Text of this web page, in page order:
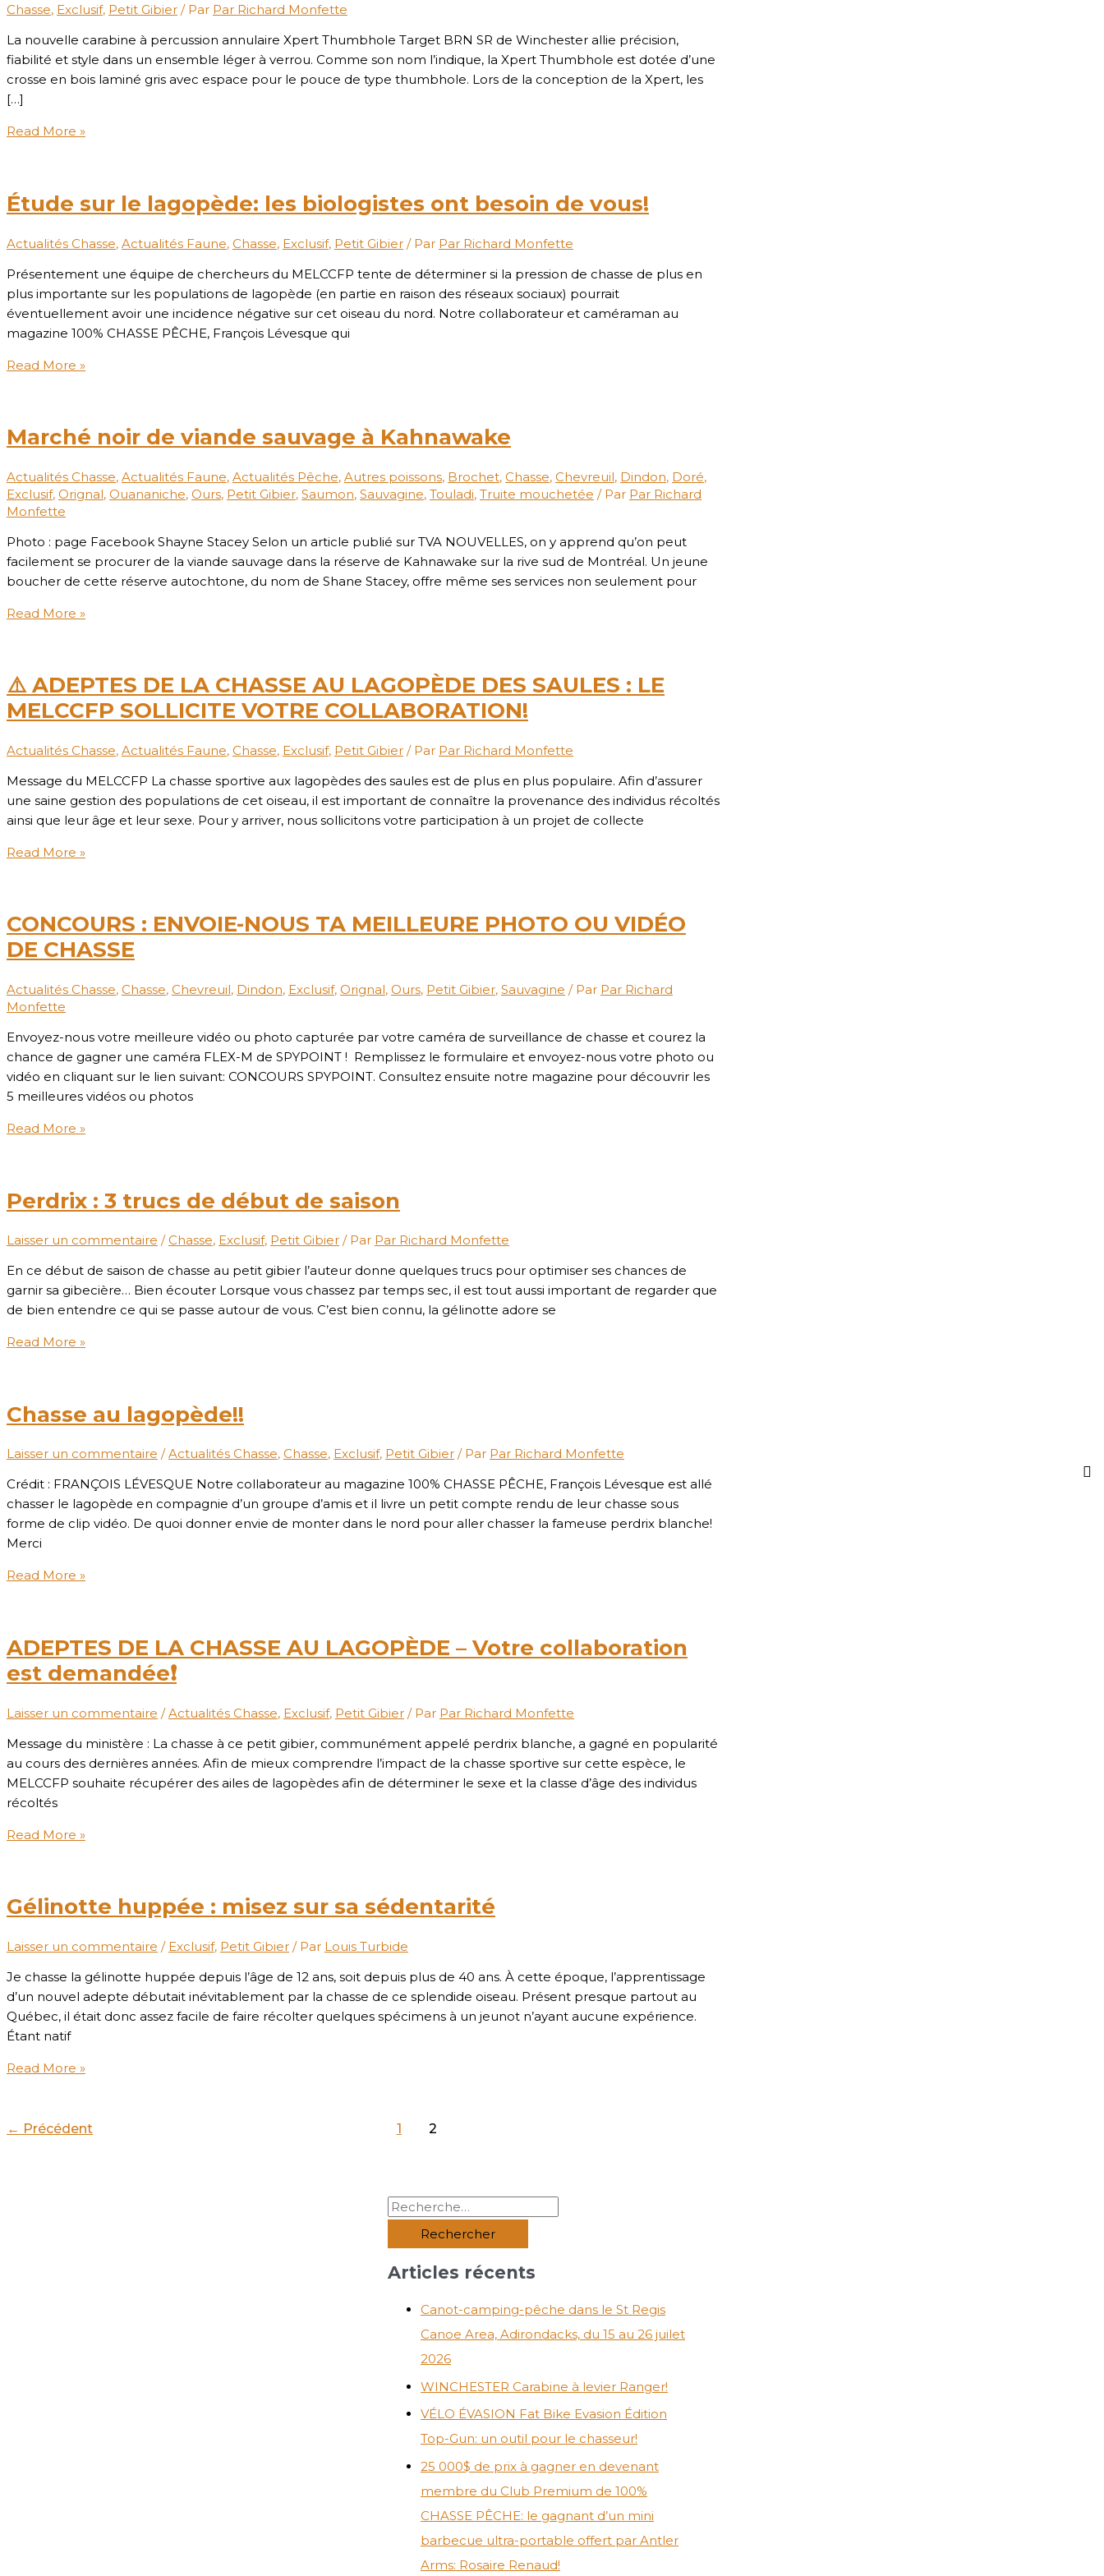
Chasse, Exclusif, Petit Gibier / Par Par Richard Monfette
La nouvelle carabine à percussion annulaire Xpert Thumbhole Target BRN SR de Winchester allie précision,
fiabilité et style dans un ensemble léger à verrou. Comme son nom l’indique, la Xpert Thumbhole est dotée d’une
crosse en bois laminé gris avec espace pour le pouce de type thumbhole. Lors de la conception de la Xpert, les
[…]
Read More »
Étude sur le lagopède: les biologistes ont besoin de vous!
Actualités Chasse, Actualités Faune, Chasse, Exclusif, Petit Gibier / Par Par Richard Monfette
Présentement une équipe de chercheurs du MELCCFP tente de déterminer si la pression de chasse de plus en
plus importante sur les populations de lagopède (en partie en raison des réseaux sociaux) pourrait
éventuellement avoir une incidence négative sur cet oiseau du nord. Notre collaborateur et caméraman au
magazine 100% CHASSE PÊCHE, François Lévesque qui
Read More »
Marché noir de viande sauvage à Kahnawake
Actualités Chasse, Actualités Faune, Actualités Pêche, Autres poissons, Brochet, Chasse, Chevreuil, Dindon, Doré,
Exclusif, Orignal, Ouananiche, Ours, Petit Gibier, Saumon, Sauvagine, Touladi, Truite mouchetée / Par Par Richard
Monfette
Photo : page Facebook Shayne Stacey Selon un article publié sur TVA NOUVELLES, on y apprend qu’on peut
facilement se procurer de la viande sauvage dans la réserve de Kahnawake sur la rive sud de Montréal. Un jeune
boucher de cette réserve autochtone, du nom de Shane Stacey, offre même ses services non seulement pour
Read More »
⚠️ ADEPTES DE LA CHASSE AU LAGOPÈDE DES SAULES : LE
MELCCFP SOLLICITE VOTRE COLLABORATION!
Actualités Chasse, Actualités Faune, Chasse, Exclusif, Petit Gibier / Par Par Richard Monfette
Message du MELCCFP La chasse sportive aux lagopèdes des saules est de plus en plus populaire. Afin d’assurer
une saine gestion des populations de cet oiseau, il est important de connaître la provenance des individus récoltés
ainsi que leur âge et leur sexe. Pour y arriver, nous sollicitons votre participation à un projet de collecte
Read More »
CONCOURS : ENVOIE-NOUS TA MEILLEURE PHOTO OU VIDÉO
DE CHASSE
Actualités Chasse, Chasse, Chevreuil, Dindon, Exclusif, Orignal, Ours, Petit Gibier, Sauvagine / Par Par Richard
Monfette
Envoyez-nous votre meilleure vidéo ou photo capturée par votre caméra de surveillance de chasse et courez la
chance de gagner une caméra FLEX-M de SPYPOINT ! Remplissez le formulaire et envoyez-nous votre photo ou
vidéo en cliquant sur le lien suivant: CONCOURS SPYPOINT. Consultez ensuite notre magazine pour découvrir les
5 meilleures vidéos ou photos
Read More »
Perdrix : 3 trucs de début de saison
Laisser un commentaire / Chasse, Exclusif, Petit Gibier / Par Par Richard Monfette
En ce début de saison de chasse au petit gibier l’auteur donne quelques trucs pour optimiser ses chances de
garnir sa gibecière… Bien écouter Lorsque vous chassez par temps sec, il est tout aussi important de regarder que
de bien entendre ce qui se passe autour de vous. C’est bien connu, la gélinotte adore se
Read More »
Chasse au lagopède!!
Laisser un commentaire /Actualités Chasse, Chasse, Exclusif, Petit Gibier / Par Par Richard Monfette
Crédit : FRANÇOIS LÉVESQUE Notre collaborateur au magazine 100% CHASSE PÊCHE, François Lévesque est allé
chasser le lagopède en compagnie d’un groupe d’amis et il livre un petit compte rendu de leur chasse sous
forme de clip vidéo. De quoi donner envie de monter dans le nord pour aller chasser la fameuse perdrix blanche!
Merci
Read More »
ADEPTES DE LA CHASSE AU LAGOPÈDE – Votre collaboration
est demandée❗
Laisser un commentaire /Actualités Chasse, Exclusif, Petit Gibier / Par Par Richard Monfette
Message du ministère : La chasse à ce petit gibier, communément appelé perdrix blanche, a gagné en popularité
au cours des dernières années. Afin de mieux comprendre l’impact de la chasse sportive sur cette espèce, le
MELCCFP souhaite récupérer des ailes de lagopèdes afin de déterminer le sexe et la classe d’âge des individus
récoltés
Read More »
Gélinotte huppée : misez sur sa sédentarité
Laisser un commentaire / Exclusif, Petit Gibier / Par Louis Turbide
Je chasse la gélinotte huppée depuis l’âge de 12 ans, soit depuis plus de 40 ans. À cette époque, l’apprentissage
d’un nouvel adepte débutait inévitablement par la chasse de ce splendide oiseau. Présent presque partout au
Québec, il était donc assez facile de faire récolter quelques spécimens à un jeunot n’ayant aucune expérience.
Étant natif
Read More »
← Précédent 1 2
Articles récents
Canot-camping-pêche dans le St Regis
Canoe Area, Adirondacks, du 15 au 26 juilet
2026
WINCHESTER Carabine à levier Ranger!
VÉLO ÉVASION Fat Bike Evasion Édition
Top-Gun: un outil pour le chasseur!
25 000$ de prix à gagner en devenant
membre du Club Premium de 100%
CHASSE PÊCHE: le gagnant d’un mini
barbecue ultra-portable offert par Antler
Arms: Rosaire Renaud!